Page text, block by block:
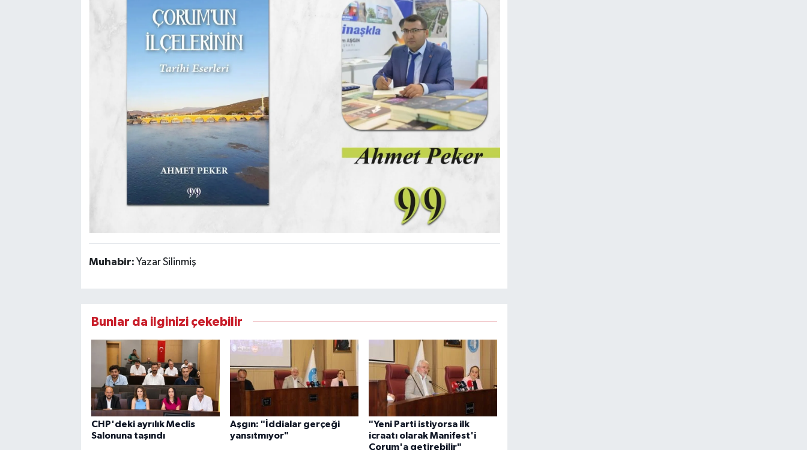
Muhabir: Yazar Silinmiş
Bunlar da ilginizi çekebilir
CHP'deki ayrılık Meclis
Salonuna taşındı
Aşgın: "İddialar gerçeği
yansıtmıyor"
"Yeni Parti istiyorsa ilk
icraatı olarak Manifest'i
Çorum'a getirebilir"